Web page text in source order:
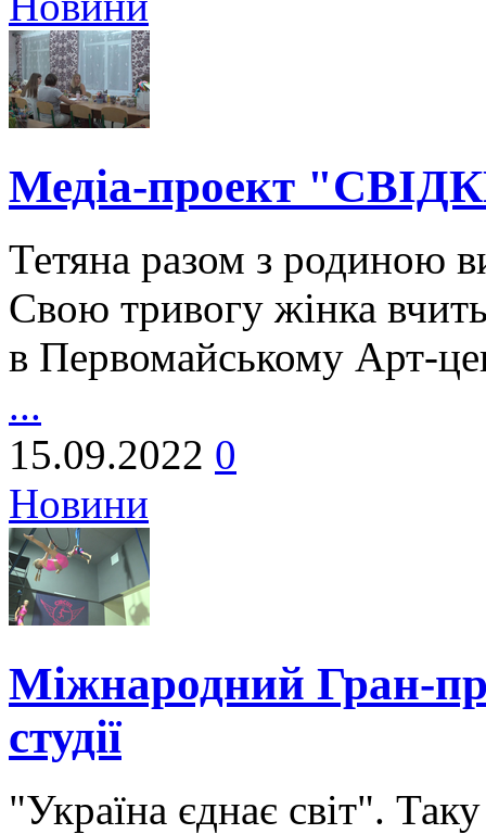
Медіа-проект
Тетяна разом з родиною
Свою тривогу жінка
в Первомайському Арт-
...
15.09.2022 0
Новини
Міжнародний Гран-
студії
"Україна єднає світ".